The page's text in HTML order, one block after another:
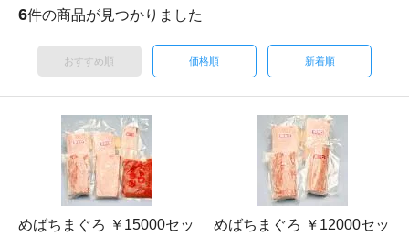
6件の商品が見つかりました
おすすめ順 価格順 新着順
めばちまぐろ ￥15000セッ
めばちまぐろ ￥12000セッ